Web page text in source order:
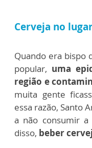
Cerveja no
Quando era bispo
popular, uma
região e
muita gente
essa razão, Santo
a não consumir a
disso, beber